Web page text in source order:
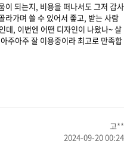
이 되는지, 비용을 떠나서도 그저 감사
라가며 쓸 수 있어서 좋고, 받는 사람
데, 이번엔 어떤 디자인이 나왔나~ 살
주아주 잘 이용중이라 최고로 만족합
고**
2024-09-20 00:24